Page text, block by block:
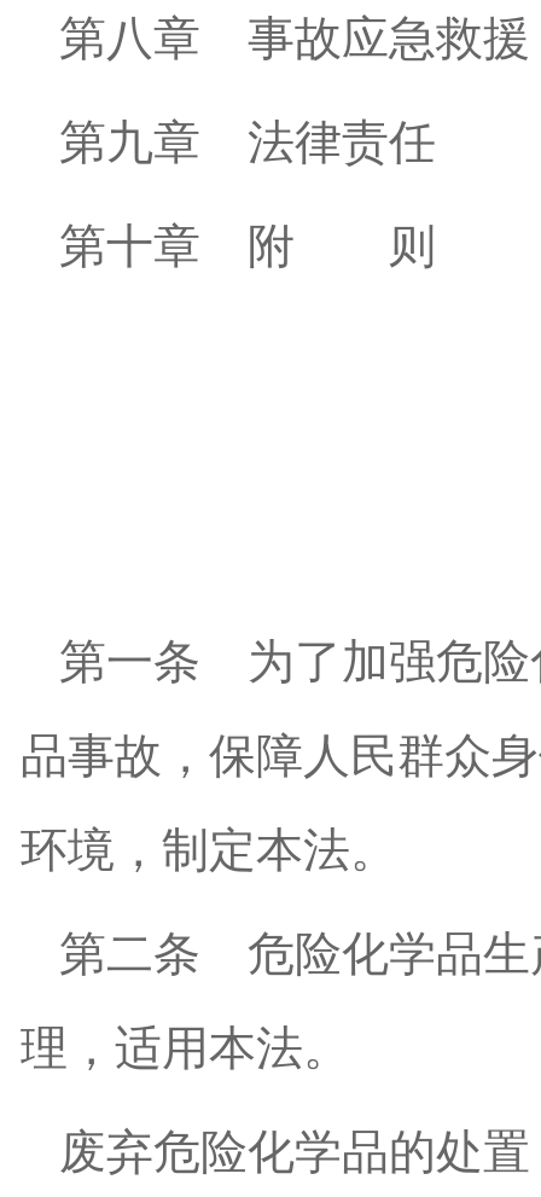
第八章 事故应急救援
第九章 法律责任
第十章 附 则
第一条 为了加强危险
品事故，保障人民群众
环境，制定本法。
第二条 危险化学品生
理，适用本法。
废弃危险化学品的处